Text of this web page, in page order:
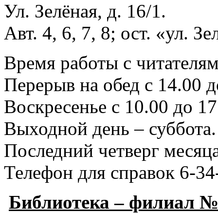
Ул. Зелёная, д. 16/1.
Авт. 4, 6, 7, 8; ост. «ул.
Время работы с
Перерыв на обед с 14.00
Воскресенье с 10.00 до
Выходной день – суббота.
Последний четверг
Телефон для справок 6-
Библиотека – филиал